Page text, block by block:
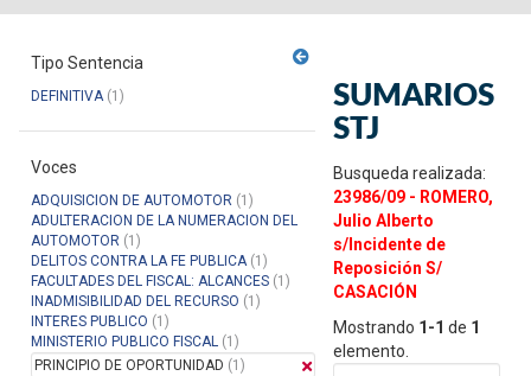
Sumarios del STJ
Manual del Usuario
Tipo Sentencia
DEFINITIVA(1)
Voces
ADQUISICION DE AUTOMOTOR (1)
ADULTERACION DE LA NUMERACION DEL
AUTOMOTOR (1)
DELITOS CONTRA LA FE PUBLICA(1)
FACULTADES DEL FISCAL: ALCANCES (1)
INADMISIBILIDAD DEL RECURSO (1)
INTERES PUBLICO (1)
MINISTERIO PUBLICO FISCAL (1)
PRINCIPIO DE OPORTUNIDAD (1)
SUMARIOS
STJ
Busqueda realizada:
23986/09 - ROMERO,
Julio Alberto
s/Incidente de
Reposición S/
CASACIÓN
Mostrando 1-1 de 1
elemento.